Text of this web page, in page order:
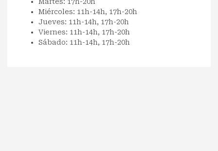
Miércoles: 11h-14h, 17h-20h
Jueves: 11h-14h, 17h-20h
Viernes: 11h-14h, 17h-20h
Sábado: 11h-14h, 17h-20h